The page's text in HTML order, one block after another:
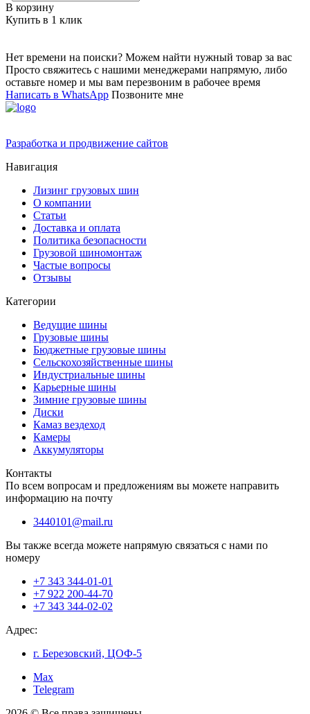
В корзину
Купить в 1 клик
Нет времени на поиски? Можем найти нужный товар за вас
Просто свяжитесь с нашими менеджерами напрямую, либо
оставьте номер и мы вам перезвоним в рабочее время
Написать в WhatsApp Позвоните мне
Разработка и продвижение сайтов
Навигация
Лизинг грузовых шин
О компании
Статьи
Доставка и оплата
Политика безопасности
Грузовой шиномонтаж
Частые вопросы
Отзывы
Категории
Ведущие шины
Грузовые шины
Бюджетные грузовые шины
Сельскохозяйственные шины
Индустриальные шины
Карьерные шины
Зимние грузовые шины
Диски
Камаз вездеход
Камеры
Аккумуляторы
Контакты
По всем вопросам и предложениям вы можете направить
информацию на почту
3440101@mail.ru
Вы также всегда можете напрямую связаться с нами по
номеру
+7 343 344-01-01
+7 922 200-44-70
+7 343 344-02-02
Адрес:
г. Березовский, ЦОФ-5
Max
Telegram